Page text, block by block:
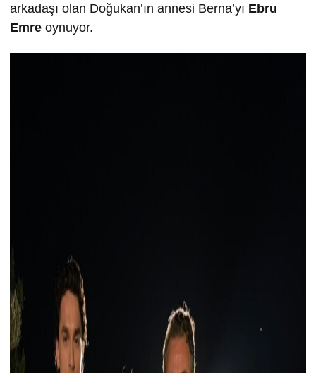
arkadaşı olan Doğukan’ın annesi Berna’yı Ebru
Emre oynuyor.